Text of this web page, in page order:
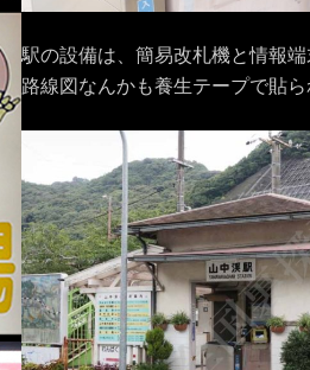
駅の設備は、簡易改札機と情報端
路線図なんかも養生テープで貼ら